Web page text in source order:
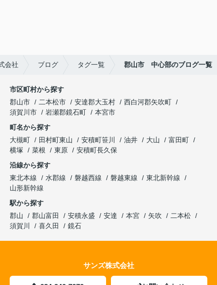
会社 ブログ タグ一覧 郡山市 中心部のブログ一覧
市区町村から探す
郡山市
二本松市 安達郡大玉村
西白河郡矢吹町
須賀川市
岩瀬郡鏡石町
本宮市
町名から探す
大槻町
田村町東山 安積町笹川 油井 大山
富田町
横塚
菜根 東原
安積町長久保
沿線から探す
東北本線
水郡線 磐越西線 磐越東線
東北新幹線
山形新幹線
駅から探す
郡山
郡山富田 安積永盛 安達 本宮 矢吹
二本松
須賀川
喜久田 鏡石
サンズ株式会社